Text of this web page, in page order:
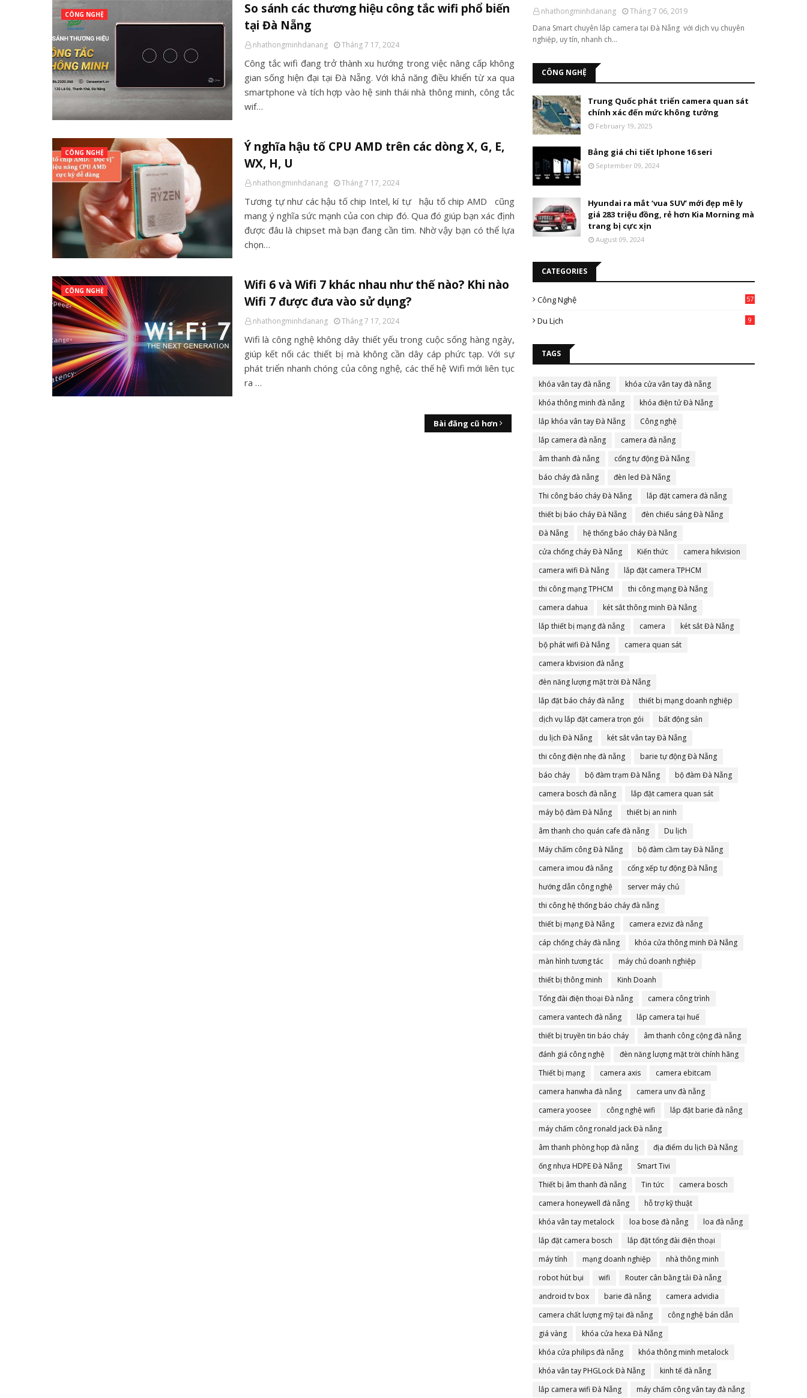
CÔNG NGHỆ
So sánh các thương hiệu công tắc wifi phổ biến
tại Đà Nẵng
nhathongminhdanang Tháng 7 17, 2024
Công tắc wifi đang trở thành xu hướng trong việc nâng cấp không
gian sống hiện đại tại Đà Nẵng. Với khả năng điều khiển từ xa qua
smartphone và tích hợp vào hệ sinh thái nhà thông minh, công tắc
wif…
CÔNG NGHỆ
Ý nghĩa hậu tố CPU AMD trên các dòng X, G, E,
WX, H, U
nhathongminhdanang Tháng 7 17, 2024
Tương tự như các hậu tố chip Intel, kí tự hậu tố chip AMD cũng
mang ý nghĩa sức mạnh của con chip đó. Qua đó giúp bạn xác định
được đâu là chipset mà bạn đang cần tìm. Nhờ vậy bạn có thể lựa
chọn…
CÔNG NGHỆ
Wifi 6 và Wifi 7 khác nhau như thế nào? Khi nào
Wifi 7 được đưa vào sử dụng?
nhathongminhdanang Tháng 7 17, 2024
Wifi là công nghệ không dây thiết yếu trong cuộc sống hàng ngày,
giúp kết nối các thiết bị mà không cần dây cáp phức tạp. Với sự
phát triển nhanh chóng của công nghệ, các thế hệ Wifi mới liên tục
ra …
Bài đăng cũ hơn
nhathongminhdanang
Tháng 7 06, 2019
Dana Smart chuyên lắp camera tại Đà Nẵng với dịch vụ chuyên
nghiệp, uy tín, nhanh ch…
CÔNG NGHỆ
Trung Quốc phát triển camera quan sát
chính xác đến mức không tưởng
February 19, 2025
Bảng giá chi tiết Iphone 16 seri
September 09, 2024
Hyundai ra mắt ‘vua SUV’ mới đẹp mê ly
giá 283 triệu đồng, rẻ hơn Kia Morning mà
trang bị cực xịn
August 09, 2024
CATEGORIES
Công Nghệ 57
Du Lịch 9
TAGS
khóa vân tay đà nẵng
khóa cửa vân tay đà nẵng
khóa thông minh đà nẵng
khóa điện tử Đà Nẵng
lắp khóa vân tay Đà Nẵng
Công nghệ
lắp camera đà nẵng
camera đà nẵng
âm thanh đà nẵng
cổng tự động Đà Nẵng
báo cháy đà nẵng
đèn led Đà Nẵng
Thi công báo cháy Đà Nẵng
lắp đặt camera đà nẵng
thiết bị báo cháy Đà Nẵng
đèn chiếu sáng Đà Nẵng
Đà Nẵng
hệ thống báo cháy Đà Nẵng
cửa chống cháy Đà Nẵng
Kiến thức
camera hikvision
camera wifi Đà Nẵng
lắp đặt camera TPHCM
thi công mạng TPHCM
thi công mạng Đà Nẵng
camera dahua
két sắt thông minh Đà Nẵng
lắp thiết bị mạng đà nẵng
camera
két sắt Đà Nẵng
bộ phát wifi Đà Nẵng
camera quan sát
camera kbvision đà nẵng
đèn năng lượng mặt trời Đà Nẵng
lắp đặt báo cháy đà nẵng
thiết bị mạng doanh nghiệp
dịch vụ lắp đặt camera trọn gói
bất động sản
du lịch Đà Nẵng
két sắt vân tay Đà Nẵng
thi công điện nhẹ đà nẵng
barie tự động Đà Nẵng
báo cháy
bộ đàm trạm Đà Nẵng
bộ đàm Đà Nẵng
camera bosch đà nẵng
lắp đặt camera quan sát
máy bộ đàm Đà Nẵng
thiết bị an ninh
âm thanh cho quán cafe đà nẵng
Du lịch
Máy chấm công Đà Nẵng
bộ đàm cầm tay Đà Nẵng
camera imou đà nẵng
cổng xếp tự động Đà Nẵng
hướng dẫn công nghệ
server máy chủ
thi công hệ thống báo cháy đà nẵng
thiết bị mạng Đà Nẵng
camera ezviz đà nẵng
cáp chống cháy đà nẵng
khóa cửa thông minh Đà Nẵng
màn hình tương tác
máy chủ doanh nghiệp
thiết bị thông minh
Kinh Doanh
Tổng đài điện thoại Đà nẵng
camera công trình
camera vantech đà nẵng
lắp camera tại huế
thiết bị truyền tin báo cháy
âm thanh công cộng đà nẵng
đánh giá công nghệ
đèn năng lượng mặt trời chính hãng
Thiết bị mạng
camera axis
camera ebitcam
camera hanwha đà nẵng
camera unv đà nẵng
camera yoosee
công nghệ wifi
lắp đặt barie đà nẵng
máy chấm công ronald jack Đà nẵng
âm thanh phòng họp đà nẵng
địa điểm du lịch Đà Nẵng
ống nhựa HDPE Đà Nẵng
Smart Tivi
Thiết bị âm thanh đà nẵng
Tin tức
camera bosch
camera honeywell đà nẵng
hỗ trợ kỹ thuật
khóa vân tay metalock
loa bose đà nẵng
loa đà nẵng
lắp đặt camera bosch
lắp đặt tổng đài điện thoại
máy tính
mạng doanh nghiệp
nhà thông minh
robot hút bụi
wifi
Router cân bằng tải Đà nẵng
android tv box
barie đà nẵng
camera advidia
camera chất lượng mỹ tại đà nẵng
công nghệ bán dẫn
giá vàng
khóa cửa hexa Đà Nẵng
khóa cửa philips đà nẵng
khóa thông minh metalock
khóa vân tay PHGLock Đà Nẵng
kinh tế đà nẵng
lắp camera wifi Đà Nẵng
máy chấm công vân tay đà nẵng